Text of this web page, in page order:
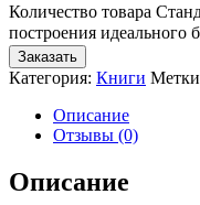
Количество товара
построения идеального
Заказать
Категория: Книги
Описание
Отзывы (0)
Описание